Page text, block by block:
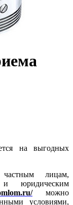
на выгодных
частным лицам,
и юридическим
можно
условиями,